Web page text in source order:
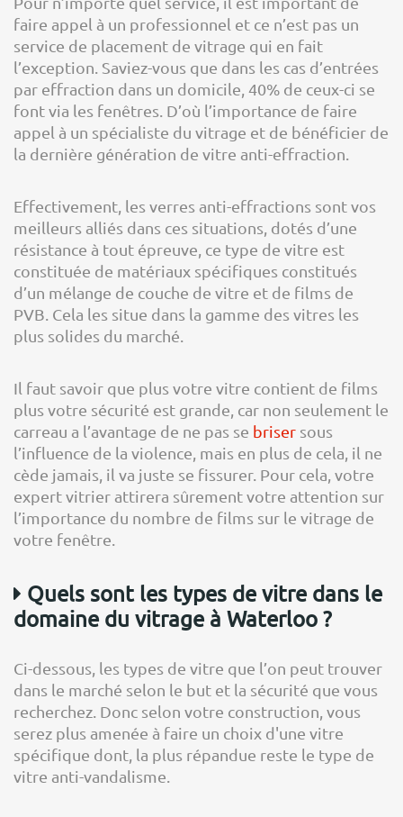
faire appel à un professionnel et ce n’est pas un
service de placement de vitrage qui en fait
l’exception. Saviez-vous que dans les cas d’entrées
par effraction dans un domicile, 40% de ceux-ci se
font via les fenêtres. D’où l’importance de faire
appel à un spécialiste du vitrage et de bénéficier de
la dernière génération de vitre anti-effraction.
Effectivement, les verres anti-effractions sont vos
meilleurs alliés dans ces situations, dotés d’une
résistance à tout épreuve, ce type de vitre est
constituée de matériaux spécifiques constitués
d’un mélange de couche de vitre et de films de
PVB. Cela les situe dans la gamme des vitres les
plus solides du marché.
Il faut savoir que plus votre vitre contient de films
plus votre sécurité est grande, car non seulement le
carreau a l’avantage de ne pas se briser sous
l’influence de la violence, mais en plus de cela, il ne
cède jamais, il va juste se fissurer. Pour cela, votre
expert vitrier attirera sûrement votre attention sur
l’importance du nombre de films sur le vitrage de
votre fenêtre.
Quels sont les types de vitre dans le
domaine du vitrage à Waterloo ?
Ci-dessous, les types de vitre que l’on peut trouver
dans le marché selon le but et la sécurité que vous
recherchez. Donc selon votre construction, vous
serez plus amenée à faire un choix d'une vitre
spécifique dont, la plus répandue reste le type de
vitre anti-vandalisme.